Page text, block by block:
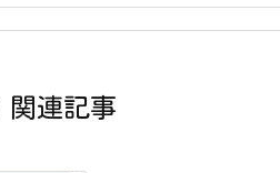
関連記事